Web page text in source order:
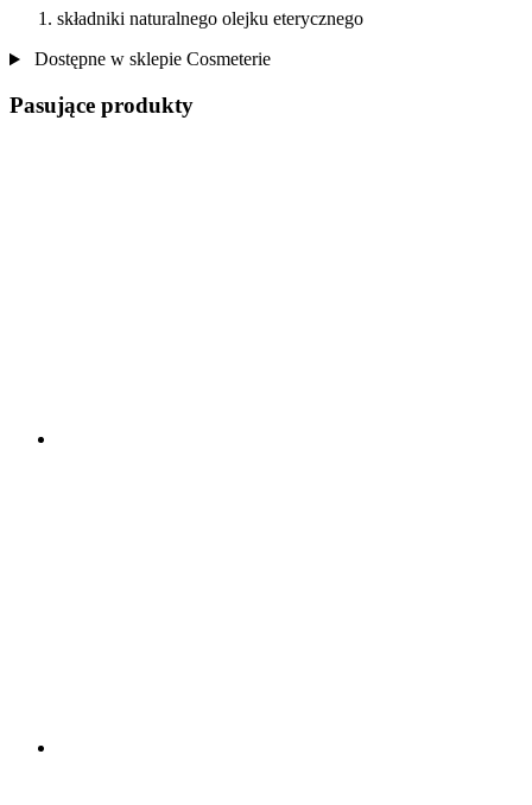
składniki naturalnego olejku eterycznego
Dostępne w sklepie Cosmeterie
Pasujące produkty